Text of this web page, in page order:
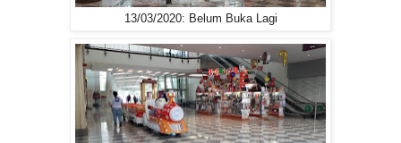
13/03/2020: Belum Buka Lagi